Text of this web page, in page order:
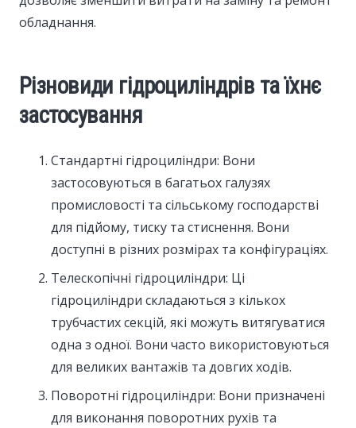
обладнання.
Різновиди гідроциліндрів та їхнє
застосування
Стандартні гідроциліндри: Вони
застосовуються в багатьох галузях
промисловості та сільському господарстві
для підйому, тиску та стиснення. Вони
доступні в різних розмірах та конфігураціях.
Телескопічні гідроциліндри: Ці
гідроциліндри складаються з кількох
трубчастих секцій, які можуть витягуватися
одна з одної. Вони часто використовуються
для великих вантажів та довгих ходів.
Поворотні гідроциліндри: Вони призначені
для виконання поворотних рухів та